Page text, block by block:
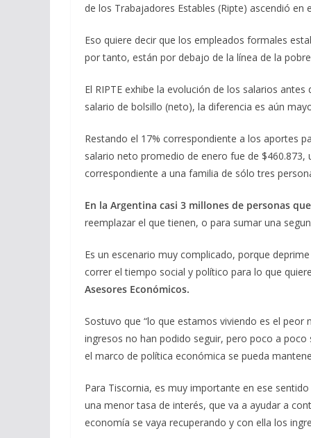
de los Trabajadores Estables (Ripte) ascendió en
Eso quiere decir que los empleados formales
por tanto, están por debajo de la línea de la
El RIPTE exhibe la evolución de los salarios
salario de bolsillo (neto), la diferencia es aún
Restando el 17% correspondiente a los aportes
salario neto promedio de enero fue de
correspondiente a una familia de sólo tres
En la Argentina casi 3 millones de personas
reemplazar el que tienen, o para sumar una
Es un escenario muy complicado, porque
correr el tiempo social y político para lo que
Asesores Económicos.
Sostuvo que “lo que estamos viviendo es el
ingresos no han podido seguir, pero poco a
el marco de política económica se pueda
Para Tiscornia, es muy importante en ese
una menor tasa de interés, que va a ayudar a
economía se vaya recuperando y con ella los